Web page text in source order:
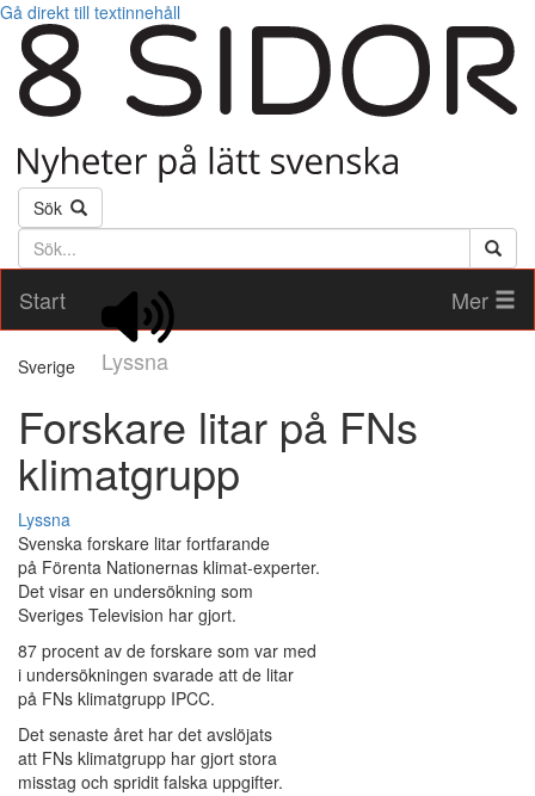
Gå direkt till textinnehåll
Sök
Söktext
Start
Lyssna
Mer
Sverige
Forskare litar på FNs
klimatgrupp
Lyssna
Svenska forskare litar fortfarande
på Förenta Nationernas klimat-experter.
Det visar en undersökning som
Sveriges Television har gjort.
87 procent av de forskare som var med
i undersökningen svarade att de litar
på FNs klimatgrupp IPCC.
Det senaste året har det avslöjats
att FNs klimatgrupp har gjort stora
misstag och spridit falska uppgifter.